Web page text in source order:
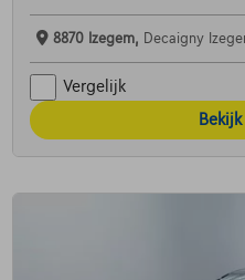
8870 Izegem, Decaigny
Vergelijk